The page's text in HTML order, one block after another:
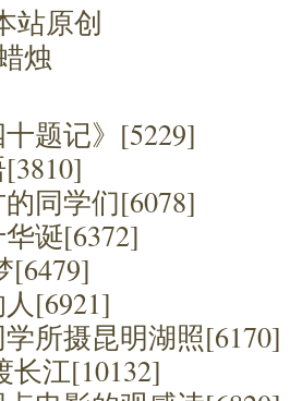
站原创
烛
题记》[5229]
同学们[6078]
诞[6372]
[6479]
[6921]
所摄昆明湖照[6170]
长江[10132]